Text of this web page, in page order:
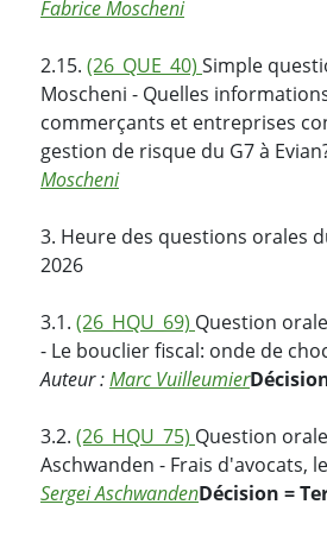
Fabrice Moscheni
2.15. (26_QUE_40) Simple
Moscheni - Quelles
commerçants et entreprises
gestion de risque du G7 à
Moscheni
3. Heure des questions orales
2026
3.1. (26_HQU_69) Question
- Le bouclier fiscal: onde de
Auteur :Marc Vuilleumier
3.2. (26_HQU_75) Question
Aschwanden - Frais d'avocats,
Sergei AschwandenDécision =